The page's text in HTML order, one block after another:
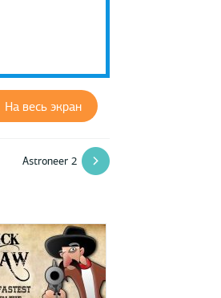
На весь экран
Astroneer 2